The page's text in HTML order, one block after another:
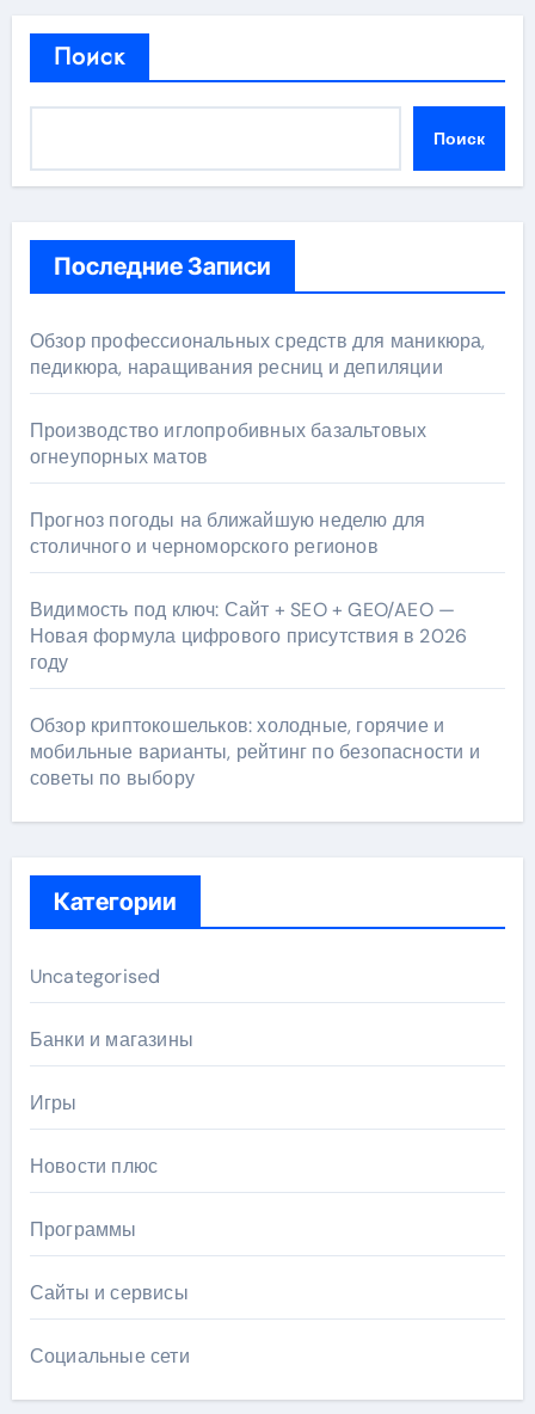
Поиск
Поиск
Последние Записи
Обзор профессиональных средств для маникюра,
педикюра, наращивания ресниц и депиляции
Производство иглопробивных базальтовых
огнеупорных матов
Прогноз погоды на ближайшую неделю для
столичного и черноморского регионов
Видимость под ключ: Сайт + SEO + GEO/AEO —
Новая формула цифрового присутствия в 2026
году
Обзор криптокошельков: холодные, горячие и
мобильные варианты, рейтинг по безопасности и
советы по выбору
Категории
Uncategorised
Банки и магазины
Игры
Новости плюс
Программы
Сайты и сервисы
Социальные сети